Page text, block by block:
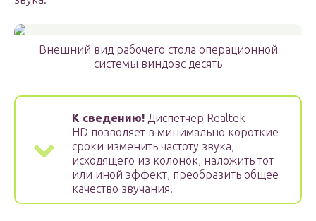
Внешний вид рабочего стола операционной
системы виндовс десять
К сведению! Диспетчер Realtek
HD позволяет в минимально короткие
сроки изменить частоту звука,
исходящего из колонок, наложить тот
или иной эффект, преобразить общее
качество звучания.